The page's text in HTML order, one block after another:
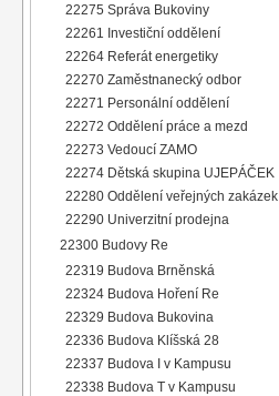
22275 Správa Bukoviny
22261 Investiční oddělení
22264 Referát energetiky
22270 Zaměstnanecký odbor
22271 Personální oddělení
22272 Oddělení práce a mezd
22273 Vedoucí ZAMO
22274 Dětská skupina UJEPÁČEK
22280 Oddělení veřejných zakázek
22290 Univerzitní prodejna
22300 Budovy Re
22319 Budova Brněnská
22324 Budova Hoření Re
22329 Budova Bukovina
22336 Budova Klíšská 28
22337 Budova I v Kampusu
22338 Budova T v Kampusu